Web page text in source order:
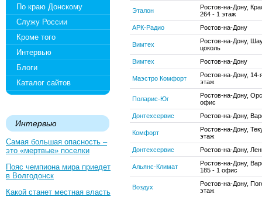
По краю Донскому
Служу России
Кроме того
Интервью
Блоги
Каталог сайтов
Интервью
Самая большая опасность –
это «мертвые» поселки
Пояс чемпиона мира приедет
в Волгодонск
Какой станет местная власть
Эталон
Ростов-на-Дону,
264 - 1 этаж
АРК-Радио
Ростов-на-Дону
Вимтех
Ростов-на-Дону,
цоколь
Вимтех
Ростов-на-Дону
Маэстро Комфорт
Ростов-на-Дону, 14-
этаж
Поларис-Юг
Ростов-на-Дону,
офис
Донтехсервис
Ростов-на-Дону,
Комфорт
Ростов-на-Дону,
этаж
Донтехсервис
Ростов-на-Дону,
Альянс-Климат
Ростов-на-Дону,
185 - 1 офис
Воздух
Ростов-на-Дону,
этаж